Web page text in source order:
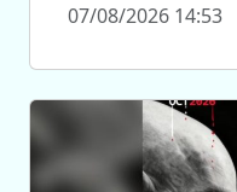
07/08/2026 14:53